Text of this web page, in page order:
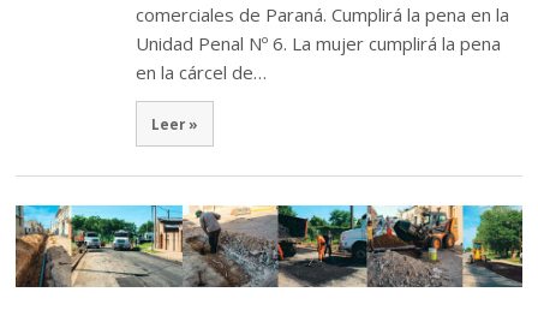
comerciales de Paraná. Cumplirá la pena en la
Unidad Penal Nº 6. La mujer cumplirá la pena
en la cárcel de…
Leer »